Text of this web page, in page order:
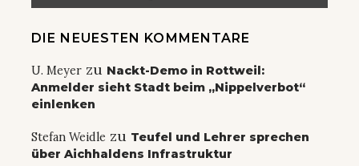
DIE NEUESTEN KOMMENTARE
U. Meyer zu Nackt-Demo in Rottweil:
Anmelder sieht Stadt beim „Nippelverbot“
einlenken
Stefan Weidle zu Teufel und Lehrer sprechen
über Aichhaldens Infrastruktur